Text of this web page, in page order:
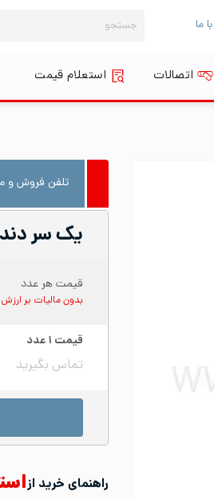
ما
برای:
اتصالات استعلام قیمت
تلفن فروش و
یک سر دنده
قیمت هر عدد
بدون مالیات بر ارزش
قیمت ۱عدد
تماس بگیرید
راهنمای خرید از